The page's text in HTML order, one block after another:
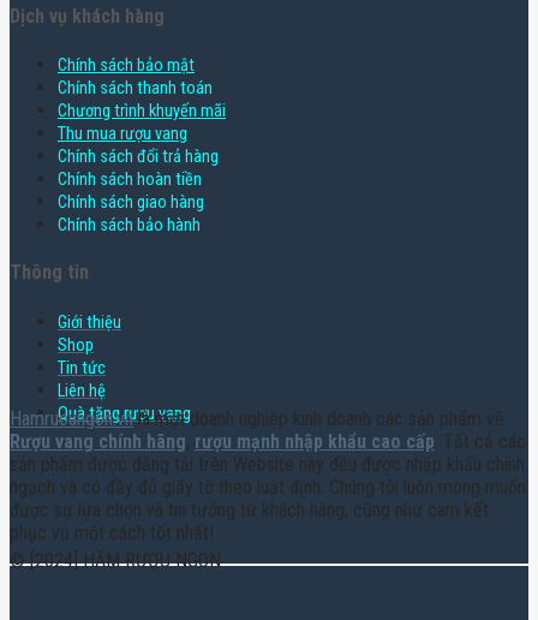
Dịch vụ khách hàng
Chính sách bảo mật
Chính sách thanh toán
Chương trình khuyến mãi
Thu mua rượu vang
Chính sách đổi trả hàng
Chính sách hoàn tiền
Chính sách giao hàng
Chính sách bảo hành
Thông tin
Giới thiệu
Shop
Tin tức
Liên hệ
Quà tặng rượu vang
Hamruoungon.vnlà một doanh nghiệp kinh doanh các sản phẩm về
Rượu vang chính hãng, rượu mạnh nhập khẩu cao cấp . Tất cả các
sản phẩm được đăng tải trên Website này đều được nhập khẩu chính
ngạch và có đầy đủ giấy tờ theo luật định. Chúng tôi luôn mong muốn
được sự lựa chọn và tin tưởng từ khách hàng, cũng như cam kết
phục vụ một cách tốt nhất!
© [2024] HẦM RƯỢU NGON